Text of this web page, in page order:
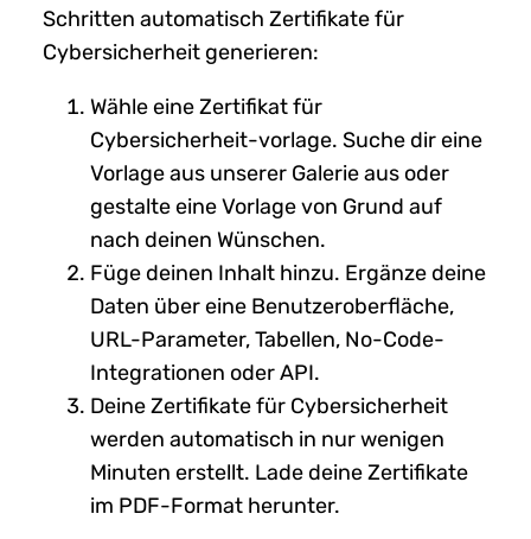
Schritten automatisch Zertifikate für
Cybersicherheit generieren:
Wähle eine Zertifikat für
Cybersicherheit-vorlage. Suche dir eine
Vorlage aus unserer Galerie aus oder
gestalte eine Vorlage von Grund auf
nach deinen Wünschen.
Füge deinen Inhalt hinzu. Ergänze deine
Daten über eine Benutzeroberfläche,
URL-Parameter, Tabellen, No-Code-
Integrationen oder API.
Deine Zertifikate für Cybersicherheit
werden automatisch in nur wenigen
Minuten erstellt. Lade deine Zertifikate
im PDF-Format herunter.